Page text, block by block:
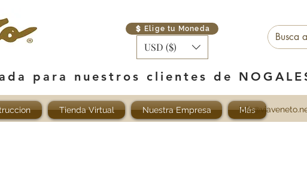
Elige tu Moneda
USD ($)
para nuestros clientes de
Tienda Virtual Nuestra Empresa Más